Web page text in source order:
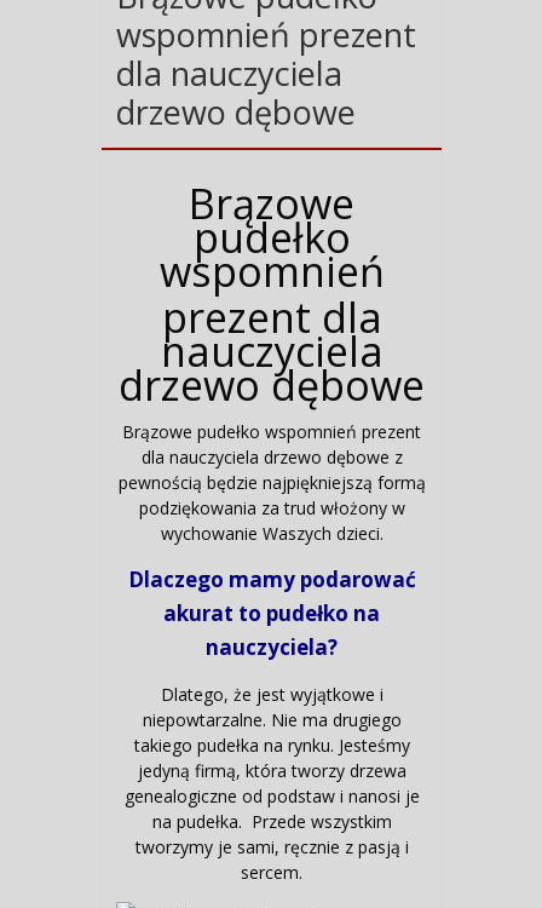
wspomnień prezent
dla nauczyciela
drzewo dębowe
Brązowe
pudełko
wspomnień
prezent dla
nauczyciela
drzewo dębowe
Brązowe pudełko wspomnień prezent
dla nauczyciela drzewo dębowe z
pewnością będzie najpiękniejszą formą
podziękowania za trud włożony w
wychowanie Waszych dzieci.
Dlaczego mamy podarować
akurat to pudełko na
nauczyciela?
Dlatego, że jest wyjątkowe i
niepowtarzalne. Nie ma drugiego
takiego pudełka na rynku. Jesteśmy
jedyną firmą, która tworzy drzewa
genealogiczne od podstaw i nanosi je
na pudełka. Przede wszystkim
tworzymy je sami, ręcznie z pasją i
sercem.